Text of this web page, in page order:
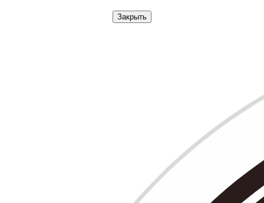
Закрыть